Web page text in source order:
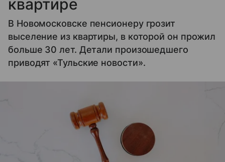
квартире
В Новомосковске пенсионеру грозит
выселение из квартиры, в которой он прожил
больше 30 лет. Детали произошедшего
приводят «Тульские новости».